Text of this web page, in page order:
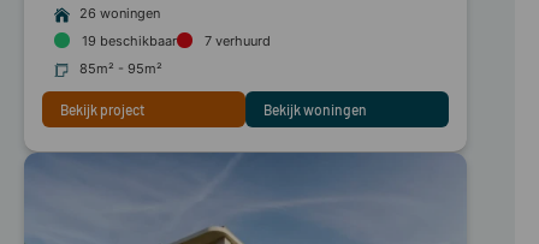
26 woningen
19 beschikbaar 7 verhuurd
85m² - 95m²
Bekijk project Bekijk woningen